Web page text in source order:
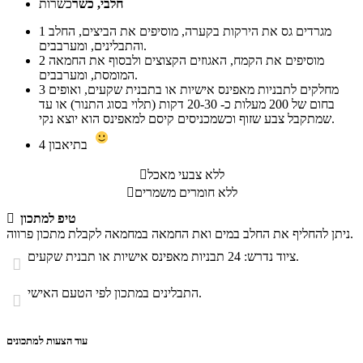
חלבי, כשרכשרות
1
והתבלינים, ומערבבים.
2
המומסת, ומערבבים.
3
בחום של 200 מעלות כ- 20-30 דקות (תלוי בסוג התנור) או עד
שמתקבל צבע שזוף וכשמכניסים קיסם למאפינס הוא יוצא נקי.
4
ללא צבעי מאכל
ללא חומרים משמרים
 טיפ למתכון
ניתן להחליף את החלב במים ואת החמאה במחמאה לקבלת מתכון פרווה.
 ציוד נדרש: 24 תבניות מאפינס אישיות או תבנית שקעים.
 התבלינים במתכון לפי הטעם האישי.
עוד הצעות למתכונים